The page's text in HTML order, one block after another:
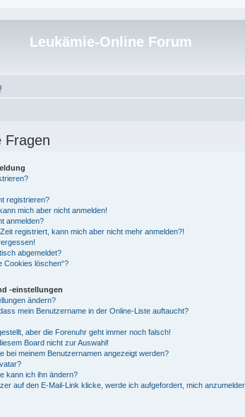
Leukämie-Online Forum
Fragen
registrieren?
mich aber nicht anmelden!
anmelden?
registriert, kann mich aber nicht mehr anmelden?!
abgemeldet?
Cookies löschen“?
-einstellungen
ändern?
mein Benutzername in der Online-Liste auftaucht?
aber die Forenuhr geht immer noch falsch!
Board nicht zur Auswahl!
bei meinem Benutzernamen angezeigt werden?
kann ich ihn ändern?
auf den E-Mail-Link klicke, werde ich aufgefordert, mich